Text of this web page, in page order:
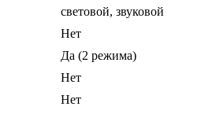
световой, звуковой
Нет
Да (2 режима)
Нет
Нет